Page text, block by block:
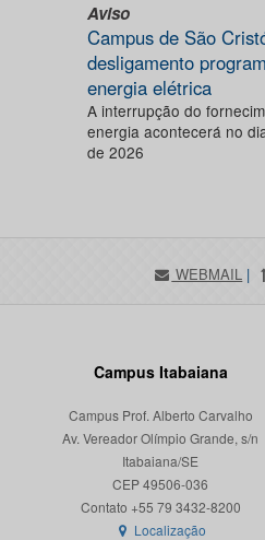
Aviso
Campus de São
desligamento
energia elétrica
A interrupção do
energia acontecerá no
de 2026
WEBMAIL |
Campus Itabaiana
Campus Prof. Alberto Carvalho
Av. Vereador Olímpio Grande, s/n
Itabaiana/SE
CEP 49506-036
Localização